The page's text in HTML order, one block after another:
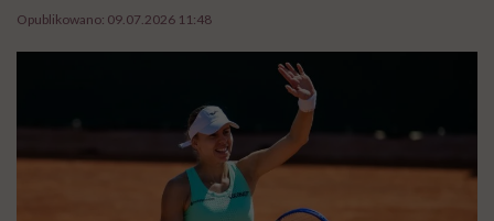
Opublikowano: 09.07.2026 11:48